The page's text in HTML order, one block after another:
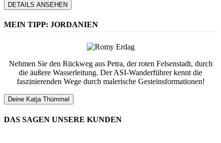
DETAILS ANSEHEN
MEIN TIPP: JORDANIEN
Nehmen Sie den Rückweg aus Petra, der roten Felsenstadt, durch
die äußere Wasserleitung. Der ASI-Wanderführer kennt die
faszinierenden Wege durch malerische Gesteinsformationen!
Deine Katja Thümmel
DAS SAGEN UNSERE KUNDEN